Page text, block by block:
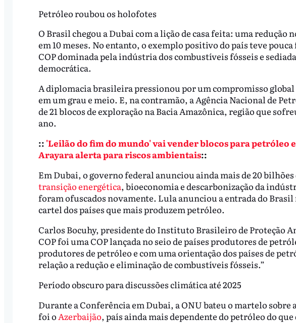
Petróleo roubou os holofotes
O Brasil chegou a Dubai com a lição de casa feita: uma redução
em 10 meses. No entanto, o exemplo positivo do país teve
COP dominada pela indústria dos combustíveis fósseis e
democrática.
A diplomacia brasileira pressionou por um compromisso
em um grau e meio. E, na contramão, a Agência Nacional de
de 21 blocos de exploração na Bacia Amazônica, região que
ano.
:: 'Leilão do fim do mundo' vai vender blocos para petróleo
Arayara alerta para riscos ambientais::
Em Dubai, o governo federal anunciou ainda mais de 20
transição energética, bioeconomia e descarbonização da
foram ofuscados novamente. Lula anunciou a entrada do Brasil
cartel dos países que mais produzem petróleo.
Carlos Bocuhy, presidente do Instituto Brasileiro de Proteção
COP foi uma COP lançada no seio de países produtores de
produtores de petróleo e com uma orientação dos países de
relação a redução e eliminação de combustíveis fósseis.”
Período obscuro para discussões climática até 2025
Durante a Conferência em Dubai, a ONU bateu o martelo sobre
foi o Azerbaijão, país ainda mais dependente do petróleo do